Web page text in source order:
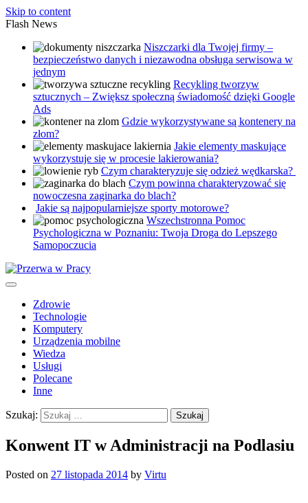
Skip to content
Flash News
Niszczarki dla Twojej firmy –
bezpieczeństwo danych i niezawodna obsługa serwisowa w
jednym
Recykling tworzyw
sztucznych – Zwiększ społeczną świadomość dzięki Google
Ads
Gdzie wykorzystywane są kontenery na
złom?
Jakie elementy maskujące
wykorzystuje się w procesie lakierowania?
Czym charakteryzuje się odzież wędkarska?
Czym powinna charakteryzować się
nowoczesna zaginarka do blach?
Jakie są najpopularniejsze sporty motorowe?
Wszechstronna Pomoc
Psychologiczna w Poznaniu: Twoja Droga do Lepszego
Samopoczucia
Zdrowie
Technologie
Komputery
Urządzenia mobilne
Wiedza
Usługi
Polecane
Inne
Szukaj:
Konwent IT w Administracji na Podlasiu
Posted on 27 listopada 2014 by Virtu